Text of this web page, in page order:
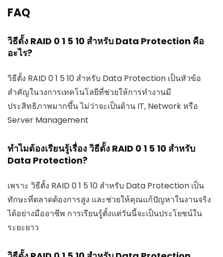
FAQ
วิธีตั้ง RAID 0 1 5 10 สำหรับ Data Protection คือ
อะไร?
วิธีตั้ง RAID 0 1 5 10 สำหรับ Data Protection เป็นหัวข้อ
สำคัญในวงการเทคโนโลยีที่ช่วยให้การทำงานมี
ประสิทธิภาพมากขึ้น ไม่ว่าจะเป็นด้าน IT, Network หรือ
Server Management
ทำไมต้องเรียนรู้เรื่อง วิธีตั้ง RAID 0 1 5 10 สำหรับ
Data Protection?
เพราะ วิธีตั้ง RAID 0 1 5 10 สำหรับ Data Protection เป็น
ทักษะที่ตลาดต้องการสูง และช่วยให้คุณแก้ปัญหาในงานจริง
ได้อย่างมืออาชีพ การเรียนรู้ตั้งแต่วันนี้จะเป็นประโยชน์ใน
ระยะยาว